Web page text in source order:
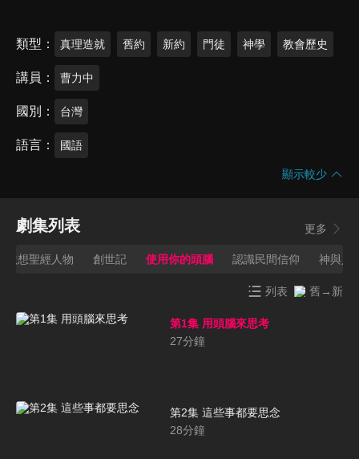
類型 真理造就 舊約 新約 門徒 神學 教會歷史
講員 曹力中
國別 台灣
語言 國語
顯示較少
劇集列表 更多
默想聖經人物 創世記 使用你的頭腦 認識民間信仰 神與人
列表 舊→新
第1集 用頭腦來思考
27分鐘
第2集 這些事都要思念
28分鐘